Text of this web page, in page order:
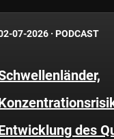
07-2026 · PODCAST
des